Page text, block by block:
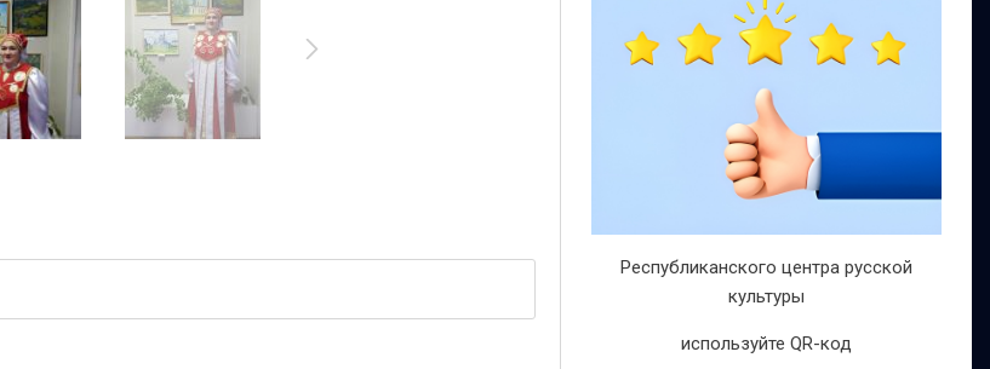
Республиканского центра русской
культуры
используйте QR-код